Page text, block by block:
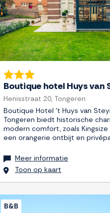
Boutique hotel Huys van
Henisstraat 20, Tongeren
Boutique Hotel 't Huys van
Tongeren biedt historische
modern comfort, zoals
een orangerie ontbijt en
Meer informatie
Toon op kaart
B&B